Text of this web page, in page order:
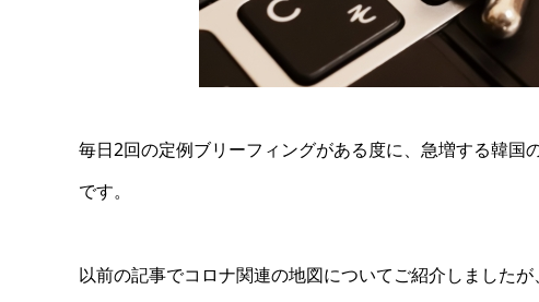
毎日2回の定例ブリーフィングがある度に、急増する韓
です。
以前の記事でコロナ関連の地図についてご紹介しましたが